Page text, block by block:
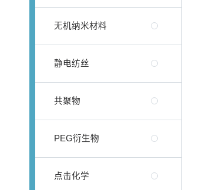
无机纳米材料
静电纺丝
共聚物
PEG衍生物
点击化学